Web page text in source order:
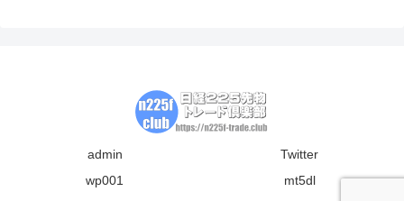
admin
Twitter
wp001
mt5dl